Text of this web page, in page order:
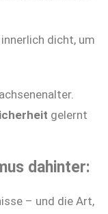
dicht, um
gelernt
dahinter:
– und die Art,